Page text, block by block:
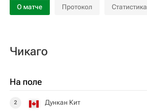
О матче Протокол Статистика
Чикаго
На поле
2 Дункан Кит